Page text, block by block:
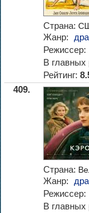
Страна:
Жанр:
Режиссер:
В главных
Рейтинг:
409.
Страна:
Жанр:
Режиссер:
В главных